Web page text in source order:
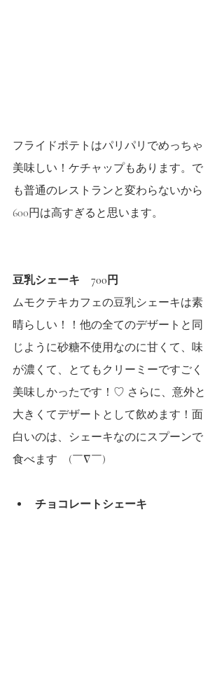
フライドポテトはパリパリでめっちゃ
美味しい！ケチャップもあります。で
も普通のレストランと変わらないから
600円は高すぎると思います。
豆乳シェーキ　700円
ムモクテキカフェの豆乳シェーキは素
晴らしい！！他の全てのデザートと同
じように砂糖不使用なのに甘くて、味
が濃くて、とてもクリーミーですごく
美味しかったです！♡ さらに、意外と
大きくてデザートとして飲めます！面
白いのは、シェーキなのにスプーンで
食べます　(￣∇￣)
チョコレートシェーキ